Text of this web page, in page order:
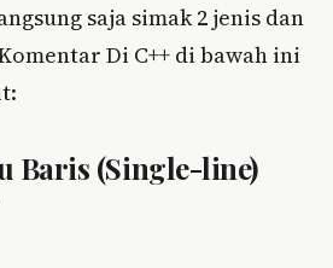
saja simak 2 jenis dan
Di C++ di bawah ini
Baris (Single-line)